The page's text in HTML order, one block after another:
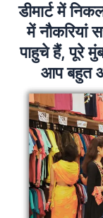
डीमार्ट में
में नौकरियां
पाहुचे हैं, पूरे
आप बहुत